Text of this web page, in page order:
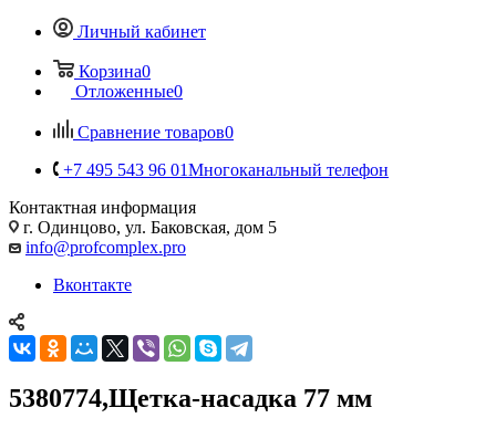
Личный кабинет
Корзина0
Отложенные0
Сравнение товаров0
+7 495 543 96 01Многоканальный телефон
Контактная информация
г. Одинцово, ул. Баковская, дом 5
info@profcomplex.pro
Вконтакте
5380774,Щетка-насадка 77 мм